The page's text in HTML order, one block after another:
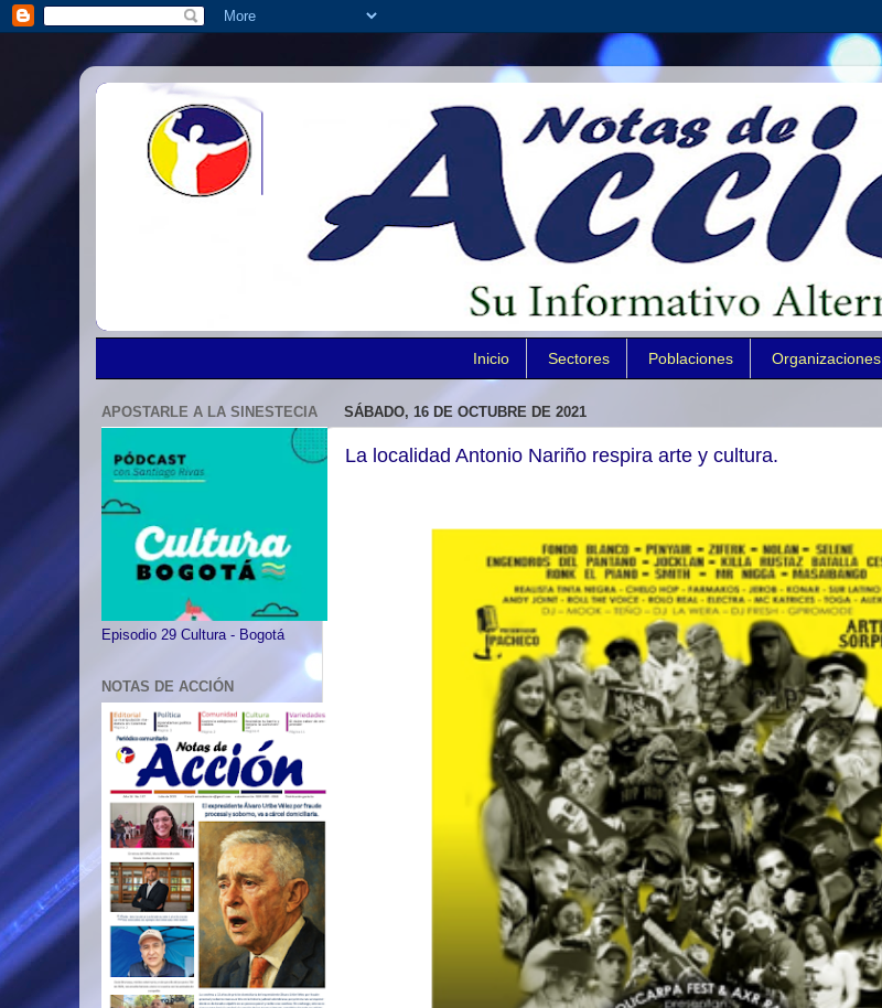
Inicio Sectores Poblaciones Organizaciones
SÁBADO, 16 DE OCTUBRE DE 2021
La localidad Antonio Nariño respira arte y cultura.
APOSTARLE A LA SINESTECIA
Episodio 29 Cultura - Bogotá
NOTAS DE ACCIÓN